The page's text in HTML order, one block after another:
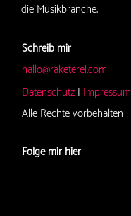
die Musikbranche.
Schreib mir
hallo@raketerei.com
Datenschutz | Impressum
Alle Rechte vorbehalten
Folge mir hier